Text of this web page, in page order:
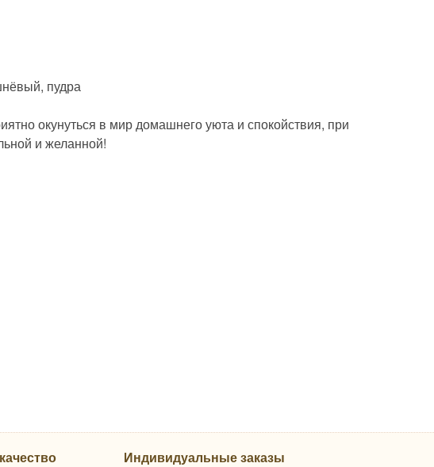
пудра
окунуться в мир домашнего уюта и спокойствия, при
и желанной!
Индивидуальные заказы